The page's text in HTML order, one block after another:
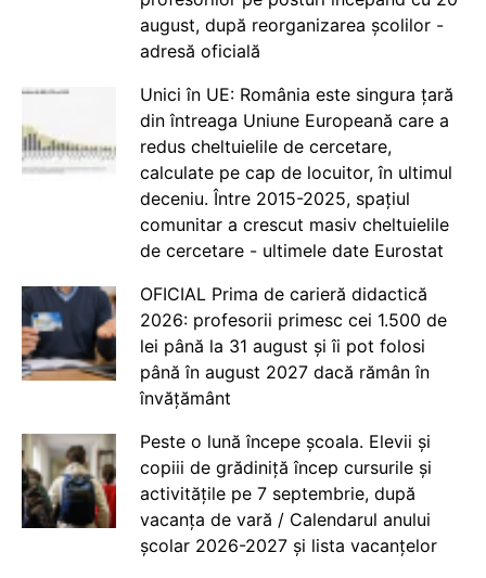
august, după reorganizarea școlilor -
adresă oficială
Unici în UE: România este singura țară
din întreaga Uniune Europeană care a
redus cheltuielile de cercetare,
calculate pe cap de locuitor, în ultimul
deceniu. Între 2015-2025, spațiul
comunitar a crescut masiv cheltuielile
de cercetare - ultimele date Eurostat
OFICIAL Prima de carieră didactică
2026: profesorii primesc cei 1.500 de
lei până la 31 august și îi pot folosi
până în august 2027 dacă rămân în
învățământ
Peste o lună începe școala. Elevii și
copiii de grădiniță încep cursurile și
activitățile pe 7 septembrie, după
vacanța de vară / Calendarul anului
școlar 2026-2027 și lista vacanțelor